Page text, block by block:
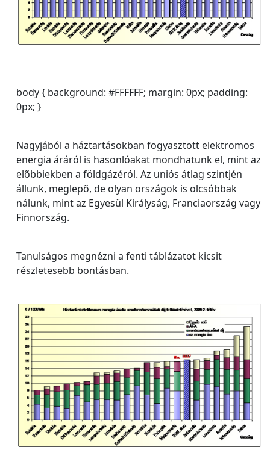
body { background: #FFFFFF; margin: 0px; padding:
0px; }
Nagyjából a háztartásokban fogyasztott elektromos
energia áráról is hasonlóakat mondhatunk el, mint az
elõbbiekben a földgázéról. Az uniós átlag szintjén
állunk, meglepõ, de olyan országok is olcsóbbak
nálunk, mint az Egyesül Királyság, Franciaország vagy
Finnország.
Tanulságos megnézni a fenti táblázatot kicsit
részletesebb bontásban.